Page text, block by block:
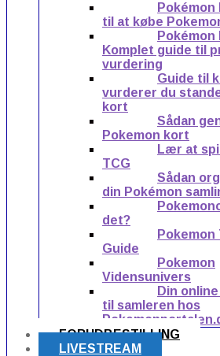
til at købe
Komplet guide til
vurdering
Guide til
vurderer du
kort
Sådan
Pokemon kort
Lær at
TCG
Sådan
din Pokémon
det?
Guide
Pokemon
Vidensunivers
Din
til samleren hos
FORUDBESTILLING
LIVESTREAM